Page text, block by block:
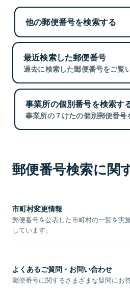
他の郵便番号を検索する
最近検索した郵便番号
過去に検索した郵便番号をご覧
事業所の個別番号を検索す
事業所の７けたの個別郵便番号
郵便番号検索に関
市町村変更情報
郵便番号を公表した市町村の一覧を実
しています。
よくあるご質問・お問い合わせ
郵便番号に関するさまざまな疑問にお